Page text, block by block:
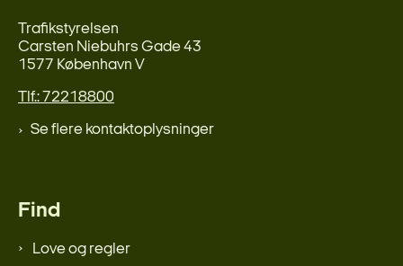
Trafikstyrelsen
Carsten Niebuhrs Gade 43
1577 København V
Tlf.: 72218800
Se flere kontaktoplysninger
Find
Love og regler